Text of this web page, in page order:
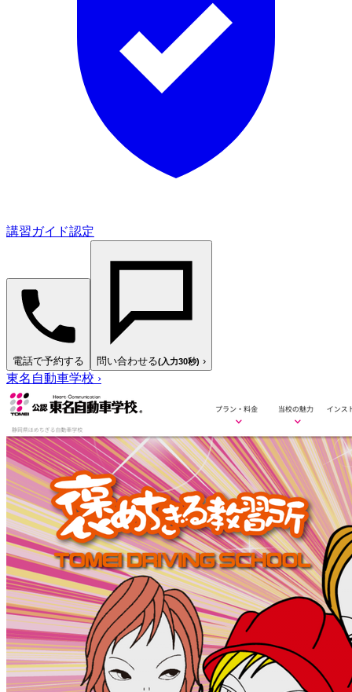
講習ガイド認定
電話で予約する 問い合わせる(入力30秒) ›
東名自動車学校 ›